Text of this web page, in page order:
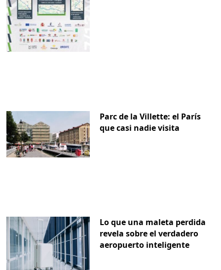
Parc de la Villette: el París
que casi nadie visita
Lo que una maleta perdida
revela sobre el verdadero
aeropuerto inteligente